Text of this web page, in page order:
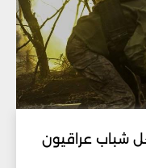
شباب عراقيون